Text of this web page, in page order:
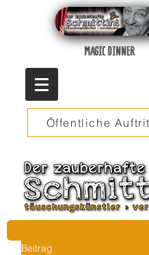
MAGIC DINNER
Öffentliche
Beitrag